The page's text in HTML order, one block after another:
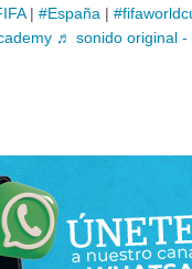
| #España |
♬ sonido original -